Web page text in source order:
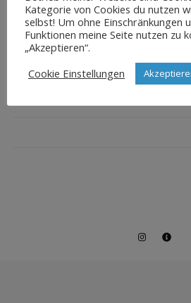
Kategorie von Cookies du nutzen
selbst! Um ohne Einschränkungen
Funktionen meine Seite nutzen zu
„Akzeptieren“.
Cookie Einstellungen